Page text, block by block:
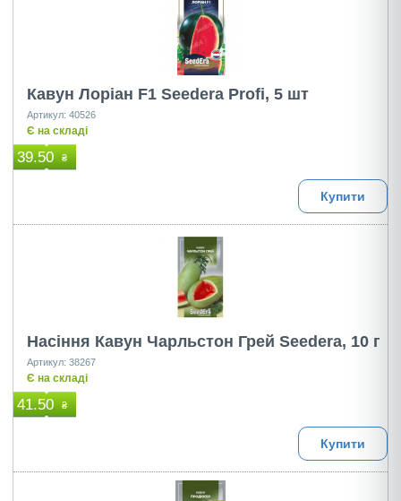
Кавун Лоріан F1 Seedera Profi, 5 шт
Артикул: 40526
Є на складі
39.50 ₴
Купити
Насіння Кавун Чарльстон Грей Seedera, 10 г
Артикул: 38267
Є на складі
41.50 ₴
Купити